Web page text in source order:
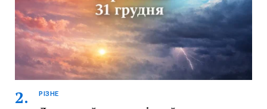
РІЗНЕ